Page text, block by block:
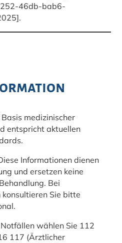
46db-bab6-
medizinischer
entspricht aktuellen
Informationen dienen
und ersetzen keine
Bei
Sie bitte
wählen Sie 112
117 (Ärztlicher